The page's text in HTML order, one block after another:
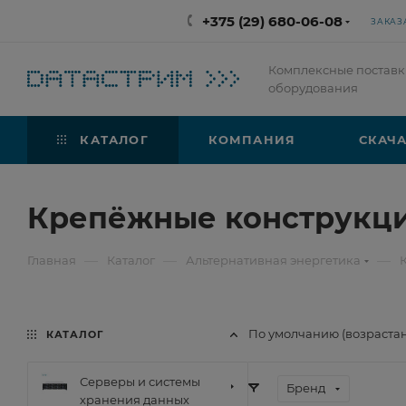
+375 (29) 680-06-08
Комплексные
оборудования
КАТАЛОГ КОМПАНИЯ
Крепёжные
Главная Каталог Альтернативная энергетика
По умолчанию
Бренд
КАТАЛОГ
Серверы и системы
хранения данных